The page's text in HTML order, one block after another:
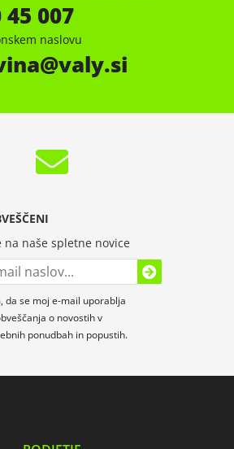
45 007
naslovu
valy.si
na naše spletne novice
da se moj e-mail uporablja
o novostih v
ponudbah in popustih.